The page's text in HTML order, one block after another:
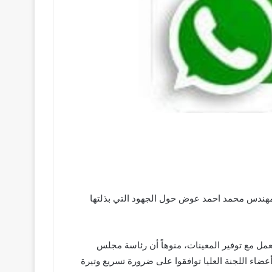
المهندس محمد احمد عوض حول الجهود التي بذلتها
مع توفير المعينات، منوهاً أن رئاسة مجلس
اللجنة العليا توافقوا على ضرورة تسريع وتيرة